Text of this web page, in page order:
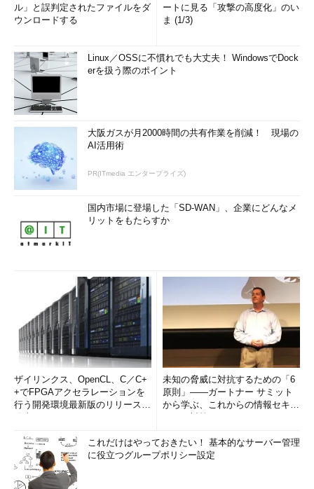
ル」と誤判定されたファイルをダ
ウンロードする
ートに見る「攻撃の高度化」のい
ま (1/3)
Linux／OSSに不慣れでも大丈夫！ WindowsでDock
erを扱う際のポイント
大阪ガスが月2000時間の共有作業を削減！ 現場の
AI活用術
PR(ITmedia エンタープライズ)
国内市場に登場した「SD-WAN」、企業にどんなメ
リットをもたらすか
ザイリンクス、OpenCL、C／C+
+でFPGAアクセラレーションを
行う開発環境最新版のリリースを
未知の脅威に対抗するための「6
原則」――ガートナー サミット
から学ぶ、これからの情報セキュ
これだけはやっておきたい！ 基本的なサーバー管理
に役立つグループポリシー設定